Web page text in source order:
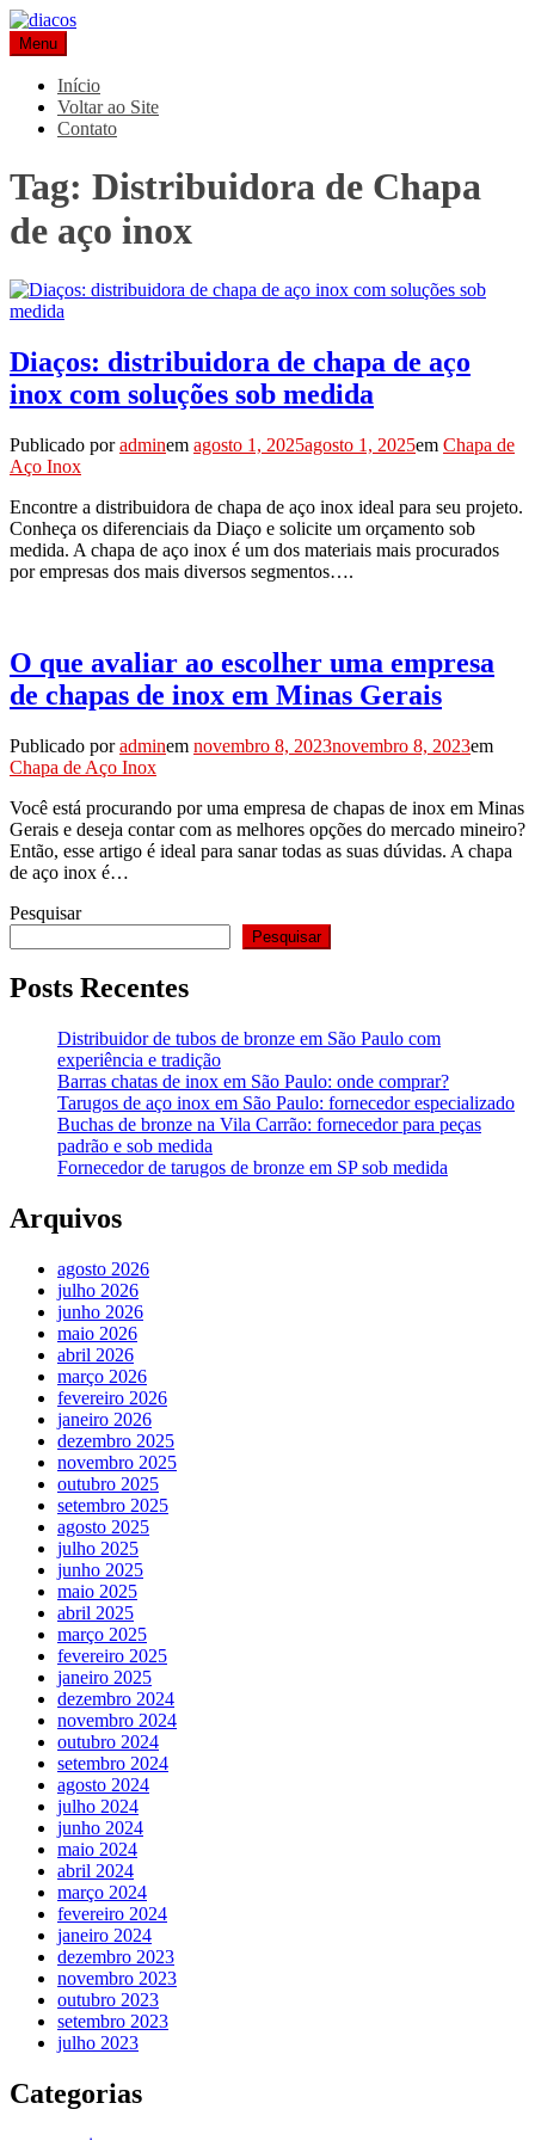
Pular
para
o
conteúdo
Blog Diaços
Especialistas em aços e metais há mais de 20 anos
Menu
Início
Voltar ao Site
Contato
Tag: Distribuidora de Chapa
de aço inox
Diaços: distribuidora de chapa de aço
inox com soluções sob medida
Publicado poradminem agosto 1, 2025agosto 1, 2025em Chapa de
Aço Inox
Encontre a distribuidora de chapa de aço inox ideal para seu projeto.
Conheça os diferenciais da Diaço e solicite um orçamento sob
medida. A chapa de aço inox é um dos materiais mais procurados
por empresas dos mais diversos segmentos….
O que avaliar ao escolher uma empresa
de chapas de inox em Minas Gerais
Publicado poradminem novembro 8, 2023novembro 8, 2023em
Chapa de Aço Inox
Você está procurando por uma empresa de chapas de inox em Minas
Gerais e deseja contar com as melhores opções do mercado mineiro?
Então, esse artigo é ideal para sanar todas as suas dúvidas. A chapa
de aço inox é…
Pesquisar
Pesquisar
Posts Recentes
Distribuidor de tubos de bronze em São Paulo com
experiência e tradição
Barras chatas de inox em São Paulo: onde comprar?
Tarugos de aço inox em São Paulo: fornecedor especializado
Buchas de bronze na Vila Carrão: fornecedor para peças
padrão e sob medida
Fornecedor de tarugos de bronze em SP sob medida
Arquivos
agosto 2026
julho 2026
junho 2026
maio 2026
abril 2026
março 2026
fevereiro 2026
janeiro 2026
dezembro 2025
novembro 2025
outubro 2025
setembro 2025
agosto 2025
julho 2025
junho 2025
maio 2025
abril 2025
março 2025
fevereiro 2025
janeiro 2025
dezembro 2024
novembro 2024
outubro 2024
setembro 2024
agosto 2024
julho 2024
junho 2024
maio 2024
abril 2024
março 2024
fevereiro 2024
janeiro 2024
dezembro 2023
novembro 2023
outubro 2023
setembro 2023
julho 2023
Categorias